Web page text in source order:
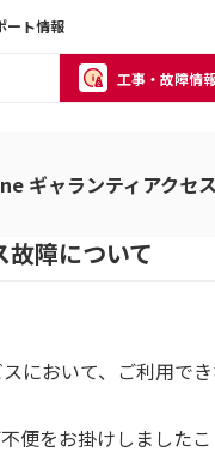
ート情報
工事・故障情
ギャランティアクセス
故障について
において、ご利用で
便をお掛けしましたこ